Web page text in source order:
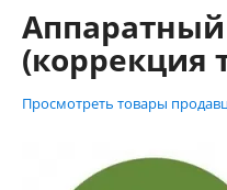
(коррекция
Просмотреть товары